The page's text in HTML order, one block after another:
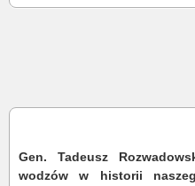
Gen. Tadeusz
wodzów w historii